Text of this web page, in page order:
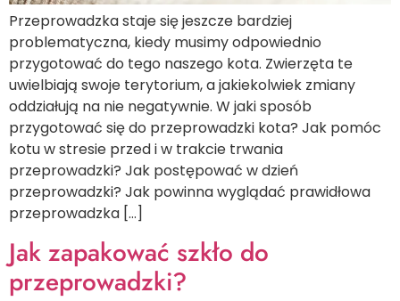
Przeprowadzka staje się jeszcze bardziej
problematyczna, kiedy musimy odpowiednio
przygotować do tego naszego kota. Zwierzęta te
uwielbiają swoje terytorium, a jakiekolwiek zmiany
oddziałują na nie negatywnie. W jaki sposób
przygotować się do przeprowadzki kota? Jak pomóc
kotu w stresie przed i w trakcie trwania
przeprowadzki? Jak postępować w dzień
przeprowadzki? Jak powinna wyglądać prawidłowa
przeprowadzka […]
Jak zapakować szkło do
przeprowadzki?